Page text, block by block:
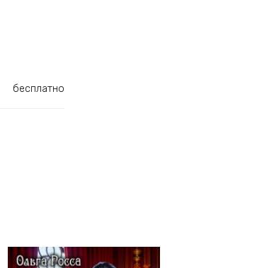
бесплатно